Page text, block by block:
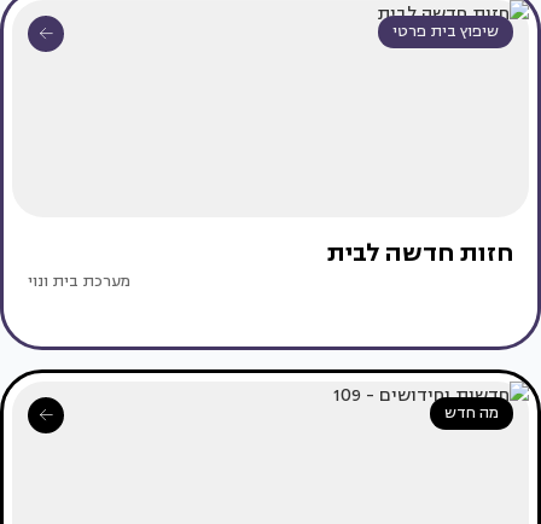
שיפוץ בית פרטי
חזות חדשה לבית
מערכת בית ונוי
מה חדש